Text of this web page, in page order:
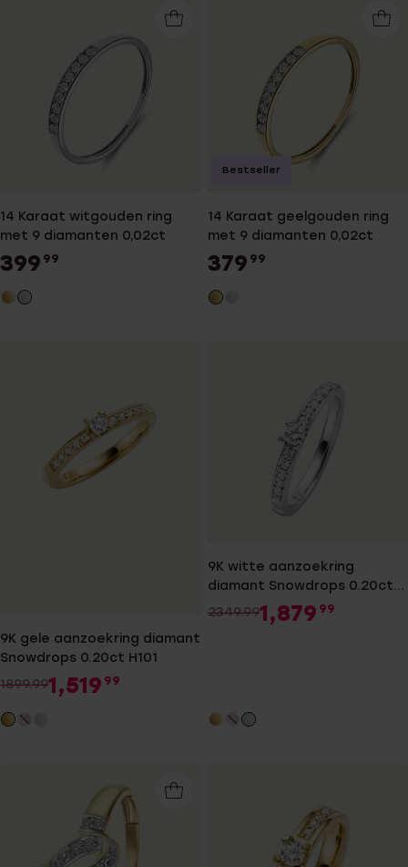
14 Karaat witgouden ring
met 9 diamanten 0,02ct
399 99
14 Karaat geelgouden ring
met 9 diamanten 0,02ct
379 99
Bestseller
9K gele aanzoekring diamant
Snowdrops 0.20ct H101
1899.991,519 99
9K witte aanzoekring
diamant Snowdrops 0.20ct
H100
2349.991,879 99